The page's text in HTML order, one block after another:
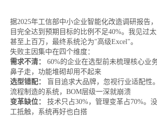
据2025年工信部中小企业智能化改造调研报告
目完全达到预期目标的比例不足40%。我见过
甚至上百万，最终系统沦为"高级Excel"。
失败主因集中在四个维度：
需求不清：
60%的企业在选型前未梳理核心业
鼻子走，功能堆砌却用不起来
选型错配：
盲目追求大品牌，忽视行业适配性
流程制造的系统，BOM层级一深就崩溃
变革缺位：
技术只占30%，管理变革占70%。
工抵触，系统再好也白搭